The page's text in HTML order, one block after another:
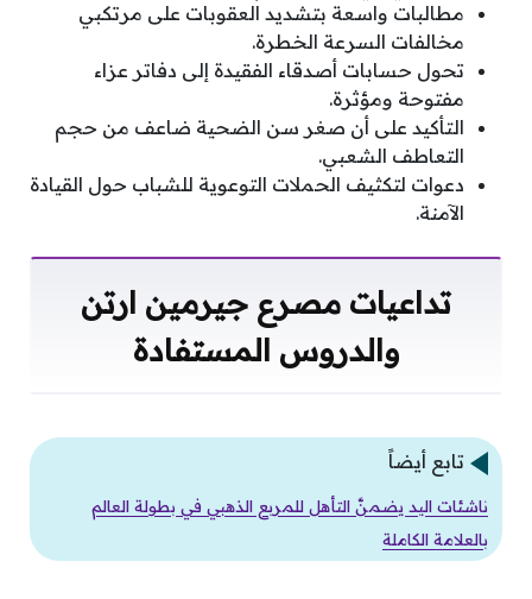
مطالبات واسعة بتشديد العقوبات على مرتكبي
مخالفات السرعة الخطرة.
تحول حسابات أصدقاء الفقيدة إلى دفاتر عزاء
مفتوحة ومؤثرة.
التأكيد على أن صغر سن الضحية ضاعف من حجم
التعاطف الشعبي.
دعوات لتكثيف الحملات التوعوية للشباب حول القيادة
الآمنة.
تداعيات مصرع جيرمين ارتن
والدروس المستفادة
تابع أيضاً
ناشئات اليد يضمنَّ التأهل للمربع الذهبي في بطولة العالم
بالعلامة الكاملة